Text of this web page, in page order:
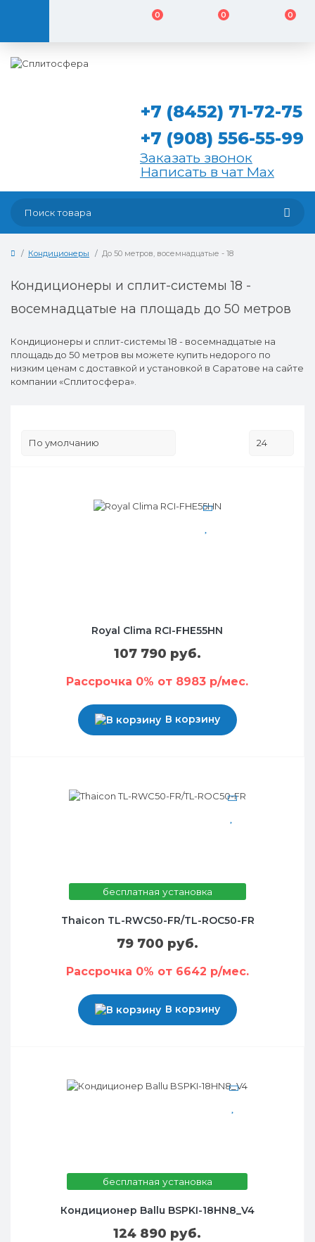
0 0 0
+7 (8452) 71-72-75
+7 (908) 556-55-99
Заказать звонок
Написать в чат Max
Кондиционеры До 50 метров, восемнадцатые - 18
Кондиционеры и сплит-системы 18 -
восемнадцатые на площадь до 50 метров
Кондиционеры и сплит-системы 18 - восемнадцатые на
площадь до 50 метров вы можете купить недорого по
низким ценам с доставкой и установкой в Саратове на сайте
компании «Сплитосфера».
Royal Clima RCI-FHE55HN
107 790 руб.
Рассрочка 0% от 8983 р/мес.
В корзину
бесплатная установка
Thaicon TL-RWC50-FR/TL-ROC50-FR
79 700 руб.
Рассрочка 0% от 6642 р/мес.
В корзину
бесплатная установка
Кондиционер Ballu BSPKI-18HN8_V4
124 890 руб.